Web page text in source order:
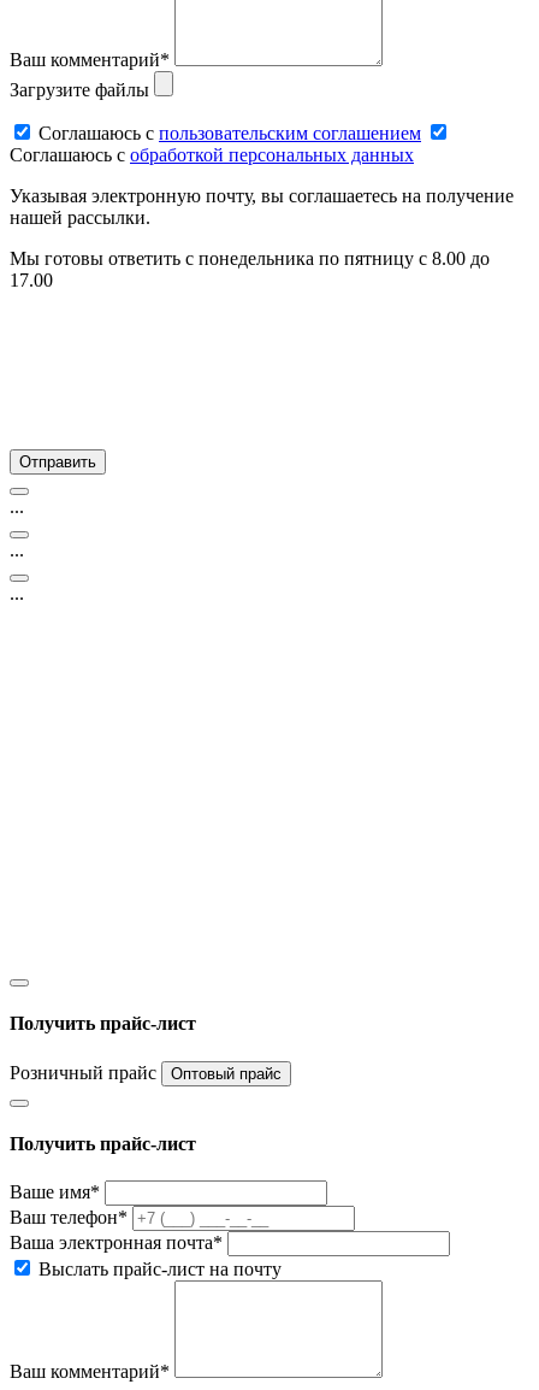
Ваш комментарий*
Загрузите файлы
Соглашаюсь c пользовательским соглашением
Соглашаюсь c обработкой персональных данных
Указывая электронную почту, вы соглашаетесь на получение
нашей рассылки.
Мы готовы ответить с понедельника по пятницу с 8.00 до
17.00
...
...
...
Получить прайс-лист
Розничный прайс Оптовый прайс
Получить прайс-лист
Ваше имя*
Ваш телефон*
Ваша электронная почта*
Выслать прайс-лист на почту
Ваш комментарий*